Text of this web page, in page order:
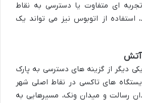
ای متفاوت یا دسترسی به نقاط
استفاده از اتوبوس نیز می تواند یک
آتش
دیگر از گزینه های دسترسی به پارک
های تاکسی در نقاط اصلی شهر
رسالت و میدان ونک، مسیرهایی به